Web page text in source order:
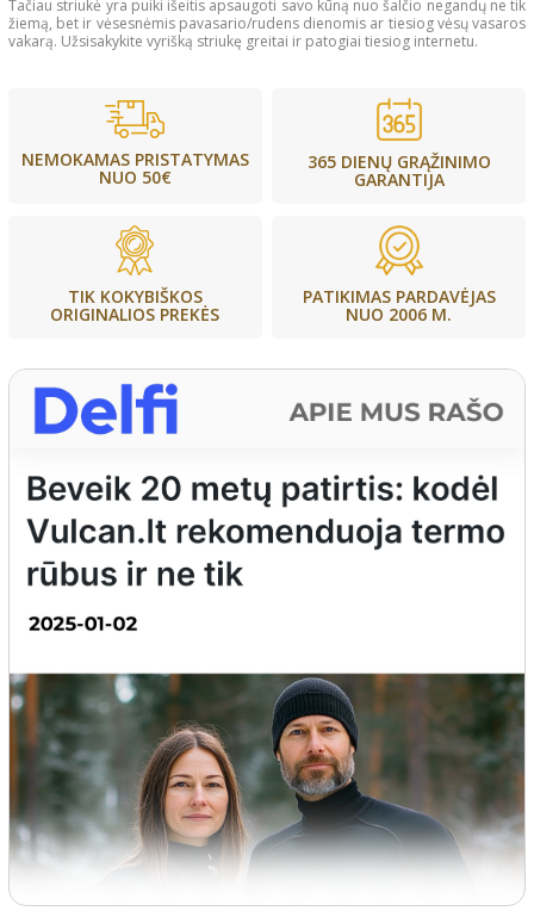
Tačiau striukė yra puiki išeitis apsaugoti savo kūną nuo šalčio negandų ne tik
žiemą, bet ir vėsesnėmis pavasario/rudens dienomis ar tiesiog vėsų vasaros
vakarą. Užsisakykite vyrišką striukę greitai ir patogiai tiesiog internetu.
NEMOKAMAS PRISTATYMAS
NUO 50€
365 DIENŲ GRĄŽINIMO
GARANTIJA
TIK KOKYBIŠKOS
ORIGINALIOS PREKĖS
PATIKIMAS PARDAVĖJAS
NUO 2006 M.